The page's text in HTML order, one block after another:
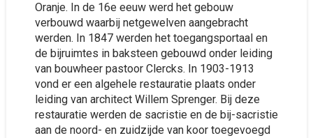
Oranje. In de 16e eeuw werd het gebouw
verbouwd waarbij netgewelven aangebracht
werden. In 1847 werden het toegangsportaal en
de bijruimtes in baksteen gebouwd onder leiding
van bouwheer pastoor Clercks. In 1903-1913
vond er een algehele restauratie plaats onder
leiding van architect Willem Sprenger. Bij deze
restauratie werden de sacristie en de bij-sacristie
aan de noord- en zuidzijde van koor toegevoegd